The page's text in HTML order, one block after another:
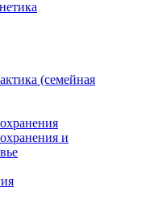
(семейная
и